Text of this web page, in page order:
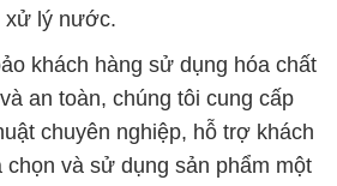
xử lý nước.
khách hàng sử dụng hóa chất
an toàn, chúng tôi cung cấp
chuyên nghiệp, hỗ trợ khách
chọn và sử dụng sản phẩm một